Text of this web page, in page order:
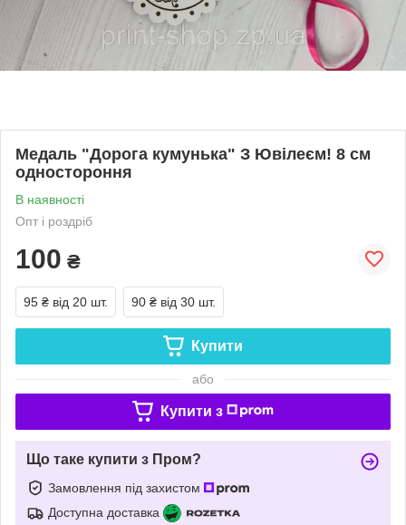
Медаль "Дорога кумунька" З Ювілеєм! 8 см
одностороння
В наявності
Опт і роздріб
100 ₴
95 ₴ від 20 шт. 90 ₴ від 30 шт.
Купити
або
Купити з
Що таке купити з Пром?
Замовлення під захистом
Доступна доставка